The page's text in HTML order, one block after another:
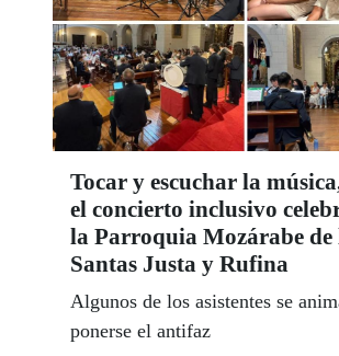
Tocar y escuchar la
el concierto inclusivo
la Parroquia Mozárabe de
Santas Justa y Rufina
Algunos de los asistentes se
ponerse el antifaz